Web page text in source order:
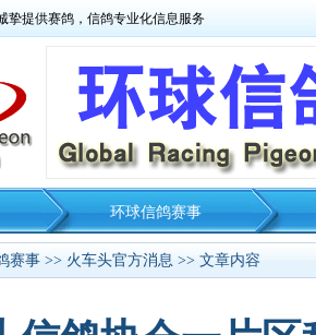
提供赛鸽，信鸽专业化信息服务
环球信鸽赛事
赛事 >> 火车头官方消息 >> 文章内容